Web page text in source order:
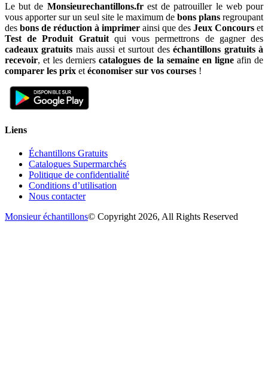
Le but de Monsieurechantillons.frest de patrouiller le web pour
vous apporter sur un seul site le maximum de bons plans regroupant
des bons de réduction à imprimer ainsi que des Jeux Concours et
Test de Produit Gratuitqui vous permettrons de gagner des
cadeaux gratuits mais aussi et surtout deséchantillons gratuits à
recevoir, et les dernierscatalogues de la semaine en ligneafin de
comparer les prix et économiser sur vos courses !
Liens
Échantillons Gratuits
Catalogues Supermarchés
Politique de confidentialité
Conditions d’utilisation
Nous contacter
Monsieur échantillons© Copyright 2026, All Rights Reserved